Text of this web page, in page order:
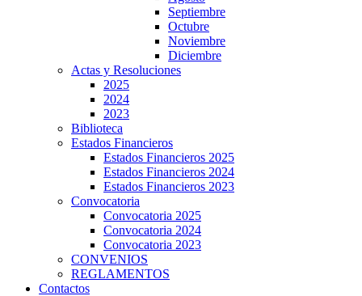
Septiembre
Octubre
Noviembre
Diciembre
Actas y Resoluciones
2025
2024
2023
Biblioteca
Estados Financieros
Estados Financieros 2025
Estados Financieros 2024
Estados Financieros 2023
Convocatoria
Convocatoria 2025
Convocatoria 2024
Convocatoria 2023
CONVENIOS
REGLAMENTOS
Contactos